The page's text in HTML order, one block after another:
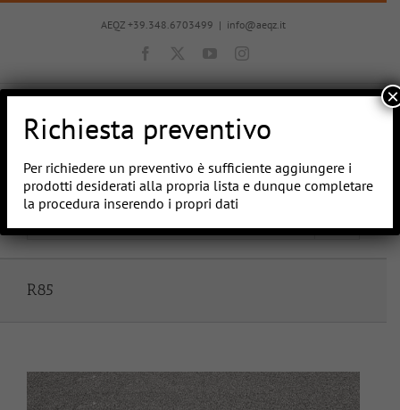
Salta
AEQZ +39.348.6703499 | info@aeqz.it
Facebook YouTubeInstagram
Vai a...
R85
Richiesta preventivo
Per richiedere un preventivo è sufficiente aggiungere i
prodotti desiderati alla propria lista e dunque completare
la procedura inserendo i propri dati
×